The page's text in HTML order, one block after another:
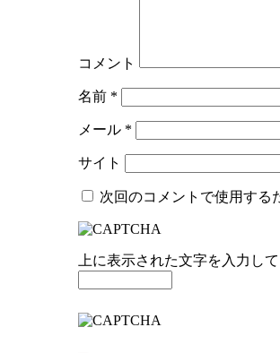
コメント
名前 *
メール *
サイト
次回のコメントで使用する
上に表示された文字を入力して